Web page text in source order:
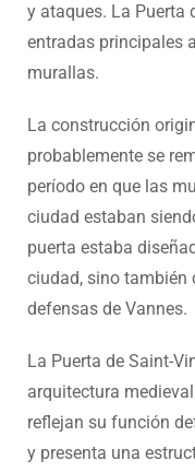
y ataques. La Puerta
entradas principales
murallas.
La construcción
probablemente se
período en que las
ciudad estaban
puerta estaba
ciudad, sino también
defensas de Vannes.
La Puerta de Saint-
arquitectura
reflejan su función
y presenta una